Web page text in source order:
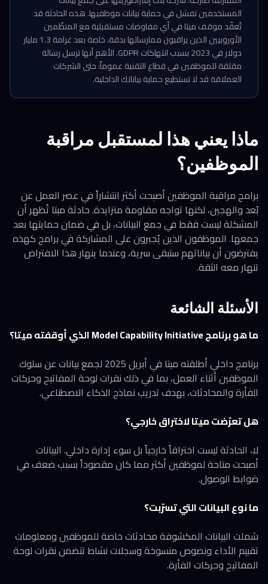
المستخدمين تفشل في حماية بيانات موظفيها. هذه الحادثة قد
تُعقّد موقف ميتا في أي مفاوضات مستقبلية مع المنظّمين
الأوروبيين الذين يراقبون ممارساتها بدقة، خاصة بعد غرامة 1.3 مليار
دولار في 2023 بسبب انتهاكات GDPR. الأهم أنها ترسل رسالة
مقلقة للموظفين في قطاع التقنية عموماً: حتى الشركات
العملاقة قد لا تستطيع حماية بياناتك الداخلية.
ماذا يعني هذا لمستقبل مراقبة
الموظفين؟
برامج مراقبة الموظفين أصبحت أكثر انتشاراً في عصر العمل عن
بُعد والهجين، لكنها تواجه مقاومة متزايدة. حادثة ميتا تُظهر أن
المشكلة ليست فقط في جمع البيانات، بل في ضمان حمايتها بعد
جمعها. الموظفون الذين يُجبرون على المشاركة في برامج كهذه
يفترضون أن بياناتهم ستبقى سرية، وعندما ينهار هذا الافتراض
تنهار معه الثقة.
الأسئلة الشائعة
ما هو برنامج Model Capability Initiative الذي أوقفته ميتا؟
برنامج داخلي أطلقته ميتا في أبريل 2025 لجمع بيانات عن سلوك
الموظفين أثناء العمل، بما في ذلك نقرات لوحة المفاتيح وحركات
الفأرة والمحادثات، بهدف تدريب نماذج الذكاء الاصطناعي.
هل تعرّضت ميتا لاختراق خارجي؟
لا، الحادثة ليست اختراقاً خارجياً بل سوء إدارة داخلي. البيانات
أصبحت متاحة لموظفين أكثر مما كان مقصوداً بسبب ضعف في
ضوابط الوصول.
ما نوع البيانات التي تسرّبت؟
شملت البيانات المكشوفة محادثات خاصة للموظفين ومعلومات
تقييم الأداء ونصوص منسوخة وسجلات نشاط تتضمن نقرات لوحة
المفاتيح وحركات الفأرة.